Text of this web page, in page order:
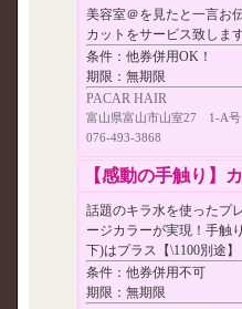
美容室＠を見たと一言お
カットをサービス致します
条件： 他券併用OK！
期限： 無期限
PACAR HAIR
富山県富山市山室27 1-A号
076-493-3868
【感動の手触り】
話題のキラ水を使ったプ
ージカラーが実現！手触
下)はプラス【\1100別途】
条件： 他券併用不可
期限： 無期限